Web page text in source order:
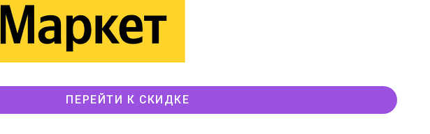
ПЕРЕЙТИ К СКИДКЕ